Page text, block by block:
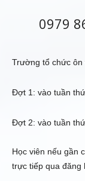
0979
Trường tổ chức ôn
Đợt 1: vào tuần thứ
Đợt 2: vào tuần thứ
Học viên nếu gần
trực tiếp qua đăng